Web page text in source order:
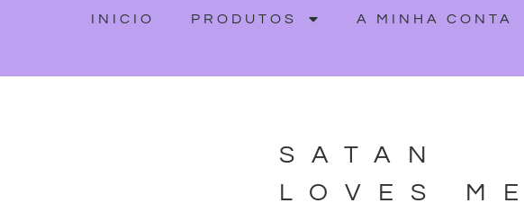
INICIO PRODUTOS A MINHA CONTA
SATAN
LOVES ME